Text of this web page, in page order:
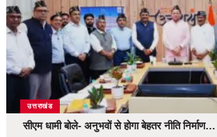
उत्तराखंड
सीएम धामी बोले- अनुभवों से होगा बेहतर नीति निर्माण…